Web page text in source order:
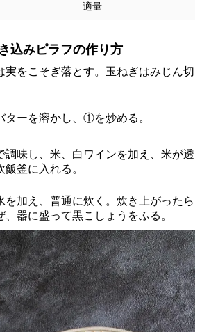
適量
込みピラフの作り方
実をこそぎ落とす。玉ねぎはみじん切
ターを溶かし、①を炒める。
調味し、米、白ワインを加え、米が透
釜に入れる。
を加え、普通に炊く。炊き上がったら
、器に盛って黒こしょうをふる。